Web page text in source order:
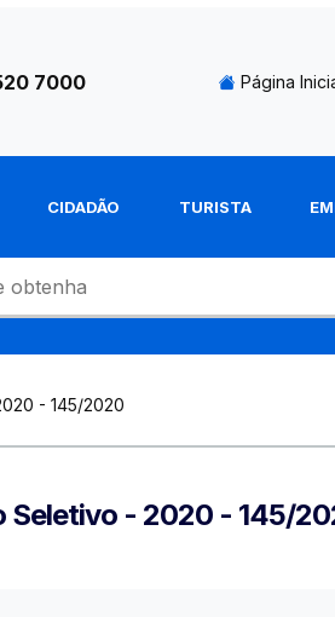
7000 Página
CIDADÃO TURISTA
- 145/2020
Seletivo - 2020 - 145/